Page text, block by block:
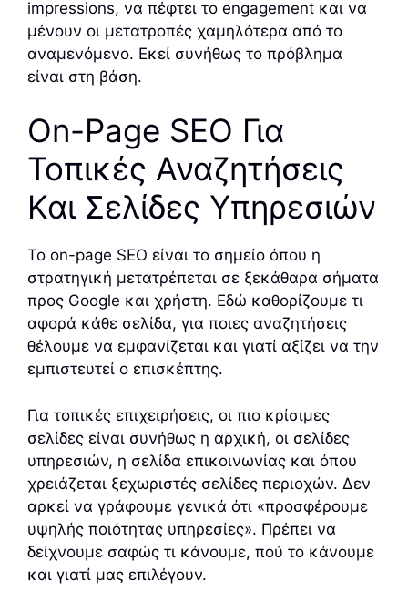
impressions, να πέφτει το engagement και να
μένουν οι μετατροπές χαμηλότερα από το
αναμενόμενο. Εκεί συνήθως το πρόβλημα
είναι στη βάση.
On-Page SEO Για
Τοπικές Αναζητήσεις
Και Σελίδες Υπηρεσιών
Το on-page SEO είναι το σημείο όπου η
στρατηγική μετατρέπεται σε ξεκάθαρα σήματα
προς Google και χρήστη. Εδώ καθορίζουμε τι
αφορά κάθε σελίδα, για ποιες αναζητήσεις
θέλουμε να εμφανίζεται και γιατί αξίζει να την
εμπιστευτεί ο επισκέπτης.
Για τοπικές επιχειρήσεις, οι πιο κρίσιμες
σελίδες είναι συνήθως η αρχική, οι σελίδες
υπηρεσιών, η σελίδα επικοινωνίας και όπου
χρειάζεται ξεχωριστές σελίδες περιοχών. Δεν
αρκεί να γράφουμε γενικά ότι «προσφέρουμε
υψηλής ποιότητας υπηρεσίες». Πρέπει να
δείχνουμε σαφώς τι κάνουμε, πού το κάνουμε
και γιατί μας επιλέγουν.